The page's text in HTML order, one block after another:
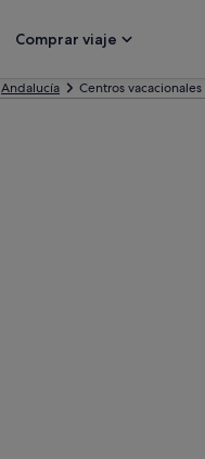
Comprar viaje
Andalucía Centros